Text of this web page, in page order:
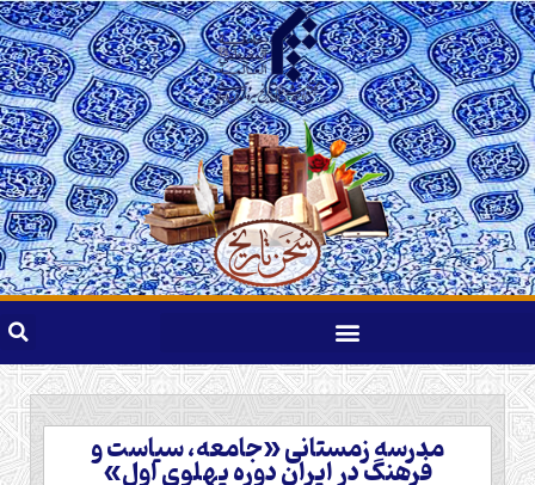
مدرسه زمستانی «جامعه، سیاست و
فرهنگ در ایران دوره پهلوی اول»